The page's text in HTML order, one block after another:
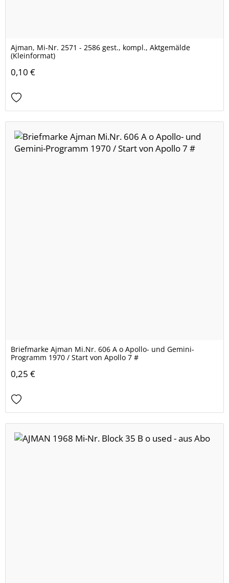
Ajman, Mi-Nr. 2571 - 2586 gest., kompl., Aktgemälde
(Kleinformat)
0,10 €
Briefmarke Ajman Mi.Nr. 606 A o Apollo- und Gemini-
Programm 1970 / Start von Apollo 7 #
0,25 €